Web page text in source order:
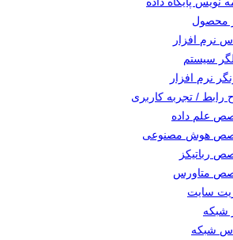
محصول
نرم افزار
سیستم
نرم افزار
رابط / تجربه کاربری
علم داده
هوش مصنوعی
رباتیکز
متاورس
سایت
شبکه
شبکه